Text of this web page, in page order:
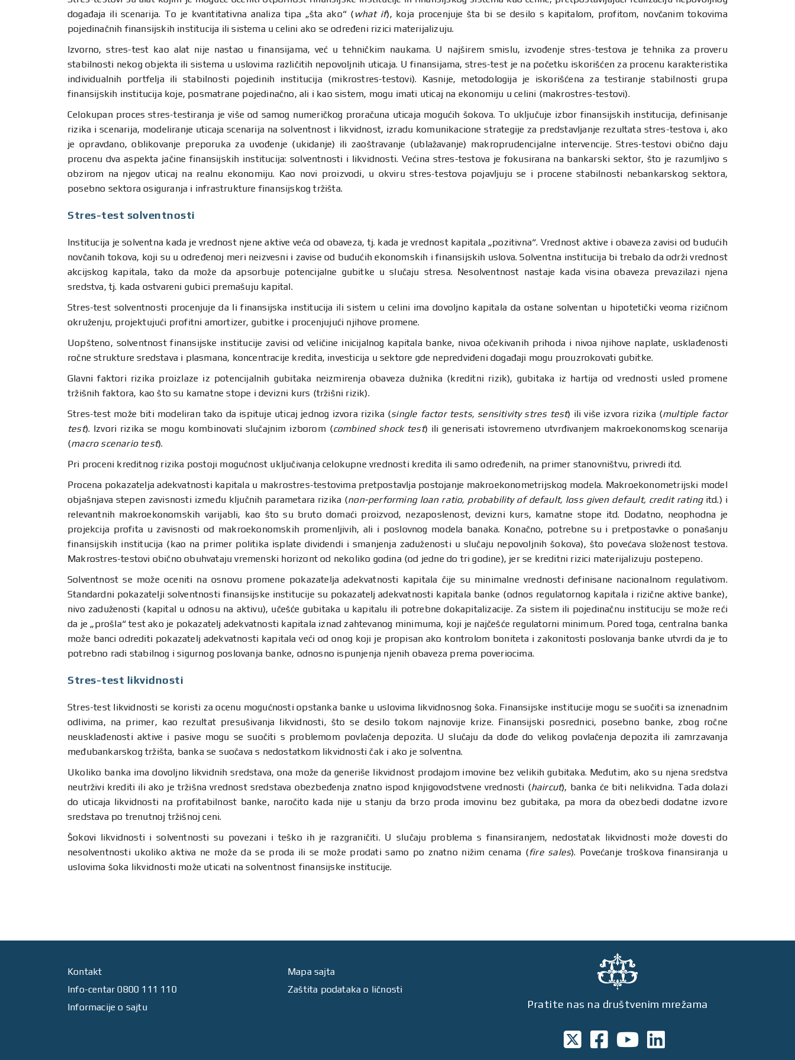
događaja ili scenarija. To je kvantitativna analiza tipa „šta ako“ (what if), koja procenjuje šta bi se desilo s kapitalom, profitom, novčanim tokovima
pojedinačnih finansijskih institucija ili sistema u celini ako se određeni rizici materijalizuju.
Izvorno, stres-test kao alat nije nastao u finansijama, već u tehničkim naukama. U najširem smislu, izvođenje stres-testova je tehnika za proveru
stabilnosti nekog objekta ili sistema u uslovima različitih nepovoljnih uticaja. U finansijama, stres-test je na početku iskorišćen za procenu karakteristika
individualnih portfelja ili stabilnosti pojedinih institucija (mikrostres-testovi). Kasnije, metodologija je iskorišćena za testiranje stabilnosti grupa
finansijskih institucija koje, posmatrane pojedinačno, ali i kao sistem, mogu imati uticaj na ekonomiju u celini (makrostres-testovi).
Celokupan proces stres-testiranja je više od samog numeričkog proračuna uticaja mogućih šokova. To uključuje izbor finansijskih institucija, definisanje
rizika i scenarija, modeliranje uticaja scenarija na solventnost i likvidnost, izradu komunikacione strategije za predstavljanje rezultata stres-testova i, ako
je opravdano, oblikovanje preporuka za uvođenje (ukidanje) ili zaoštravanje (ublažavanje) makroprudencijalne intervencije. Stres-testovi obično daju
procenu dva aspekta jačine finansijskih institucija: solventnosti i likvidnosti. Većina stres-testova je fokusirana na bankarski sektor, što je razumljivo s
obzirom na njegov uticaj na realnu ekonomiju. Kao novi proizvodi, u okviru stres-testova pojavljuju se i procene stabilnosti nebankarskog sektora,
posebno sektora osiguranja i infrastrukture finansijskog tržišta.
Stres-test solventnosti
Institucija je solventna kada je vrednost njene aktive veća od obaveza, tj. kada je vrednost kapitala „pozitivna“. Vrednost aktive i obaveza zavisi od budućih
novčanih tokova, koji su u određenoj meri neizvesni i zavise od budućih ekonomskih i finansijskih uslova. Solventna institucija bi trebalo da održi vrednost
akcijskog kapitala, tako da može da apsorbuje potencijalne gubitke u slučaju stresa. Nesolventnost nastaje kada visina obaveza prevazilazi njena
sredstva, tj. kada ostvareni gubici premašuju kapital.
Stres-test solventnosti procenjuje da li finansijska institucija ili sistem u celini ima dovoljno kapitala da ostane solventan u hipotetički veoma rizičnom
okruženju, projektujući profitni amortizer, gubitke i procenjujući njihove promene.
Uopšteno, solventnost finansijske institucije zavisi od veličine inicijalnog kapitala banke, nivoa očekivanih prihoda i nivoa njihove naplate, usklađenosti
ročne strukture sredstava i plasmana, koncentracije kredita, investicija u sektore gde nepredviđeni događaji mogu prouzrokovati gubitke.
Glavni faktori rizika proizlaze iz potencijalnih gubitaka neizmirenja obaveza dužnika (kreditni rizik), gubitaka iz hartija od vrednosti usled promene
tržišnih faktora, kao što su kamatne stope i devizni kurs (tržišni rizik).
Stres-test može biti modeliran tako da ispituje uticaj jednog izvora rizika (single factor tests, sensitivity stres test) ili više izvora rizika (multiple factor
test). Izvori rizika se mogu kombinovati slučajnim izborom (combined shock test) ili generisati istovremeno utvrđivanjem makroekonomskog scenarija
(macro scenario test).
Pri proceni kreditnog rizika postoji mogućnost uključivanja celokupne vrednosti kredita ili samo određenih, na primer stanovništvu, privredi itd.
Procena pokazatelja adekvatnosti kapitala u makrostres-testovima pretpostavlja postojanje makroekonometrijskog modela. Makroekonometrijski model
objašnjava stepen zavisnosti između ključnih parametara rizika (non-performing loan ratio, probability of default, loss given default, credit ratingitd.) i
relevantnih makroekonomskih varijabli, kao što su bruto domaći proizvod, nezaposlenost, devizni kurs, kamatne stope itd. Dodatno, neophodna je
projekcija profita u zavisnosti od makroekonomskih promenljivih, ali i poslovnog modela banaka. Konačno, potrebne su i pretpostavke o ponašanju
finansijskih institucija (kao na primer politika isplate dividendi i smanjenja zaduženosti u slučaju nepovoljnih šokova), što povećava složenost testova.
Makrostres-testovi obično obuhvataju vremenski horizont od nekoliko godina (od jedne do tri godine), jer se kreditni rizici materijalizuju postepeno.
Solventnost se može oceniti na osnovu promene pokazatelja adekvatnosti kapitala čije su minimalne vrednosti definisane nacionalnom regulativom.
Standardni pokazatelji solventnosti finansijske institucije su pokazatelj adekvatnosti kapitala banke (odnos regulatornog kapitala i rizične aktive banke),
nivo zaduženosti (kapital u odnosu na aktivu), učešće gubitaka u kapitalu ili potrebne dokapitalizacije. Za sistem ili pojedinačnu instituciju se može reći
da je „prošla“ test ako je pokazatelj adekvatnosti kapitala iznad zahtevanog minimuma, koji je najčešće regulatorni minimum. Pored toga, centralna banka
može banci odrediti pokazatelj adekvatnosti kapitala veći od onog koji je propisan ako kontrolom boniteta i zakonitosti poslovanja banke utvrdi da je to
potrebno radi stabilnog i sigurnog poslovanja banke, odnosno ispunjenja njenih obaveza prema poveriocima.
Stres-test likvidnosti
Stres-test likvidnosti se koristi za ocenu mogućnosti opstanka banke u uslovima likvidnosnog šoka. Finansijske institucije mogu se suočiti sa iznenadnim
odlivima, na primer, kao rezultat presušivanja likvidnosti, što se desilo tokom najnovije krize. Finansijski posrednici, posebno banke, zbog ročne
neusklađenosti aktive i pasive mogu se suočiti s problemom povlačenja depozita. U slučaju da dođe do velikog povlačenja depozita ili zamrzavanja
međubankarskog tržišta, banka se suočava s nedostatkom likvidnosti čak i ako je solventna.
Ukoliko banka ima dovoljno likvidnih sredstava, ona može da generiše likvidnost prodajom imovine bez velikih gubitaka. Međutim, ako su njena sredstva
neutrživi krediti ili ako je tržišna vrednost sredstava obezbeđenja znatno ispod knjigovodstvene vrednosti (haircut), banka će biti nelikvidna. Tada dolazi
do uticaja likvidnosti na profitabilnost banke, naročito kada nije u stanju da brzo proda imovinu bez gubitaka, pa mora da obezbedi dodatne izvore
sredstava po trenutnoj tržišnoj ceni.
Šokovi likvidnosti i solventnosti su povezani i teško ih je razgraničiti. U slučaju problema s finansiranjem, nedostatak likvidnosti može dovesti do
nesolventnosti ukoliko aktiva ne može da se proda ili se može prodati samo po znatno nižim cenama (fire sales). Povećanje troškova finansiranja u
uslovima šoka likvidnosti može uticati na solventnost finansijske institucije.
Kontakt
Info-centar 0800 111 110
Informacije o sajtu
Mapa sajta
Zaštita podataka o ličnosti
Pratite nas na društvenim mrežama